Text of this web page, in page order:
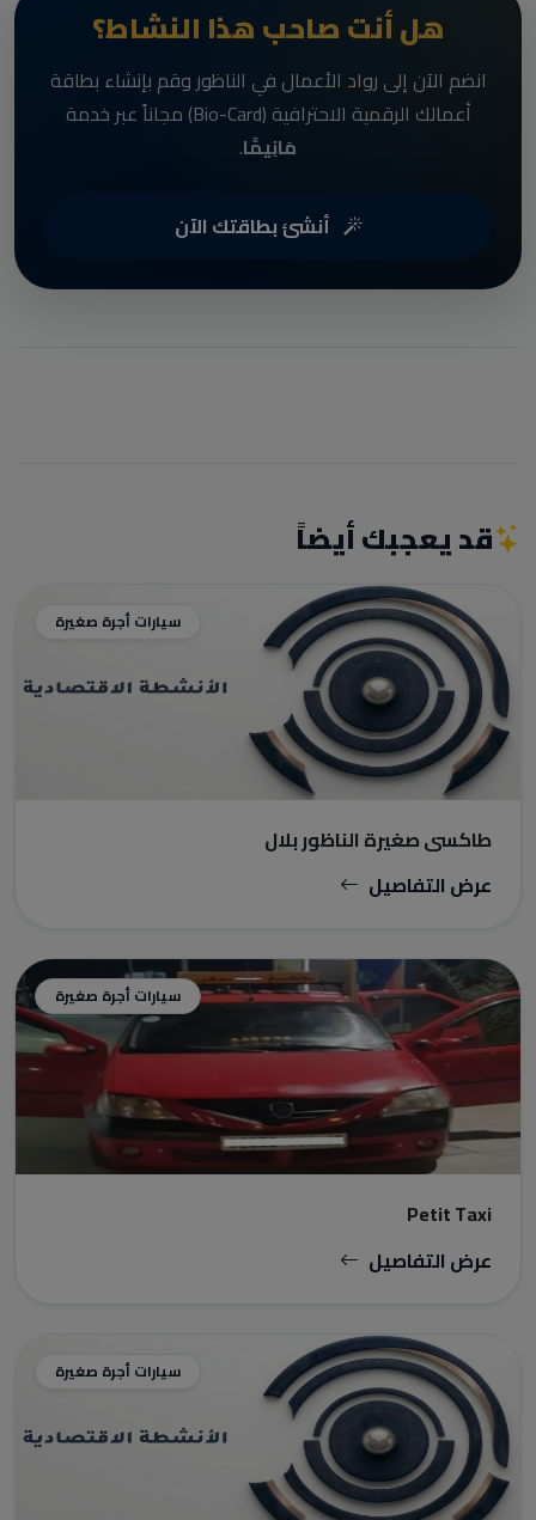
هل أنت صاحب هذا النشاط؟
انضم الآن إلى رواد الأعمال في الناظور وقم بإنشاء بطاقة
أعمالك الرقمية الاحترافية (Bio-Card) مجاناً عبر خدمة
مَانِيمَّا.
أنشئ بطاقتك الآن
قد يعجبك أيضاً
سيارات أجرة صغيرة
طاكسي صغيرة الناظور بلال
عرض التفاصيل
سيارات أجرة صغيرة
Petit Taxi
عرض التفاصيل
سيارات أجرة صغيرة